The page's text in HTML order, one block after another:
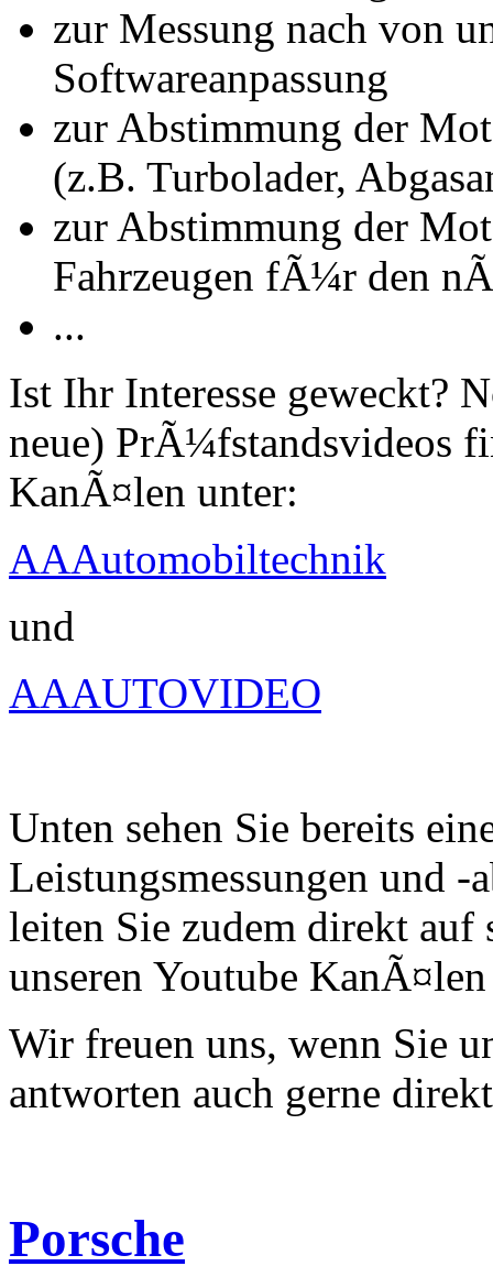
zur Messung nach von
Softwareanpassung
zur Abstimmung der
(z.B. Turbolader,
zur Abstimmung der
Fahrzeugen fÃ¼r den
...
Ist Ihr Interesse geweckt?
neue) PrÃ¼fstandsvideos
KanÃ¤len unter:
AAAutomobiltechnik
und
AAAUTOVIDEO
Unten sehen Sie bereits
Leistungsmessungen und -
leiten Sie zudem direkt auf
unseren Youtube
Wir freuen uns, wenn Sie
antworten auch gerne
Porsche